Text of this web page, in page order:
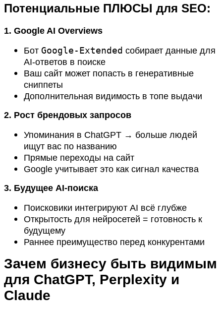
Потенциальные ПЛЮСЫ для SEO:
1. Google AI Overviews
Бот Google-Extended собирает данные для
AI-ответов в поиске
Ваш сайт может попасть в генеративные
сниппеты
Дополнительная видимость в топе выдачи
2. Рост брендовых запросов
Упоминания в ChatGPT → больше людей
ищут вас по названию
Прямые переходы на сайт
Google учитывает это как сигнал качества
3. Будущее AI-поиска
Поисковики интегрируют AI всё глубже
Открытость для нейросетей = готовность к
будущему
Раннее преимущество перед конкурентами
Зачем бизнесу быть видимым
для ChatGPT, Perplexity и
Claude